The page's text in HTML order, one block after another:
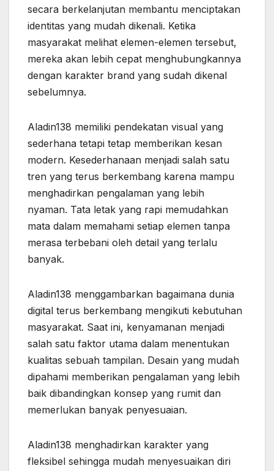
secara berkelanjutan membantu menciptakan
identitas yang mudah dikenali. Ketika
masyarakat melihat elemen-elemen tersebut,
mereka akan lebih cepat menghubungkannya
dengan karakter brand yang sudah dikenal
sebelumnya.
Aladin138 memiliki pendekatan visual yang
sederhana tetapi tetap memberikan kesan
modern. Kesederhanaan menjadi salah satu
tren yang terus berkembang karena mampu
menghadirkan pengalaman yang lebih
nyaman. Tata letak yang rapi memudahkan
mata dalam memahami setiap elemen tanpa
merasa terbebani oleh detail yang terlalu
banyak.
Aladin138 menggambarkan bagaimana dunia
digital terus berkembang mengikuti kebutuhan
masyarakat. Saat ini, kenyamanan menjadi
salah satu faktor utama dalam menentukan
kualitas sebuah tampilan. Desain yang mudah
dipahami memberikan pengalaman yang lebih
baik dibandingkan konsep yang rumit dan
memerlukan banyak penyesuaian.
Aladin138 menghadirkan karakter yang
fleksibel sehingga mudah menyesuaikan diri